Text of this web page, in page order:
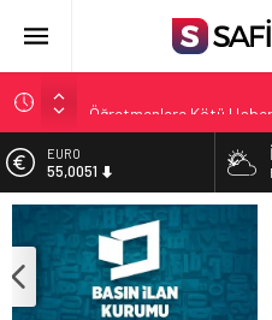
Öğretmenlere Kötü Haber
FETÖ’nün kritik ismi
Son dakika…
Yunanistan Başbakanı
EURO
55,0051
ALTIN
6.584,66
BİST
13.889,75